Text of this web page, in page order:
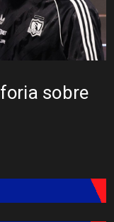
sobre